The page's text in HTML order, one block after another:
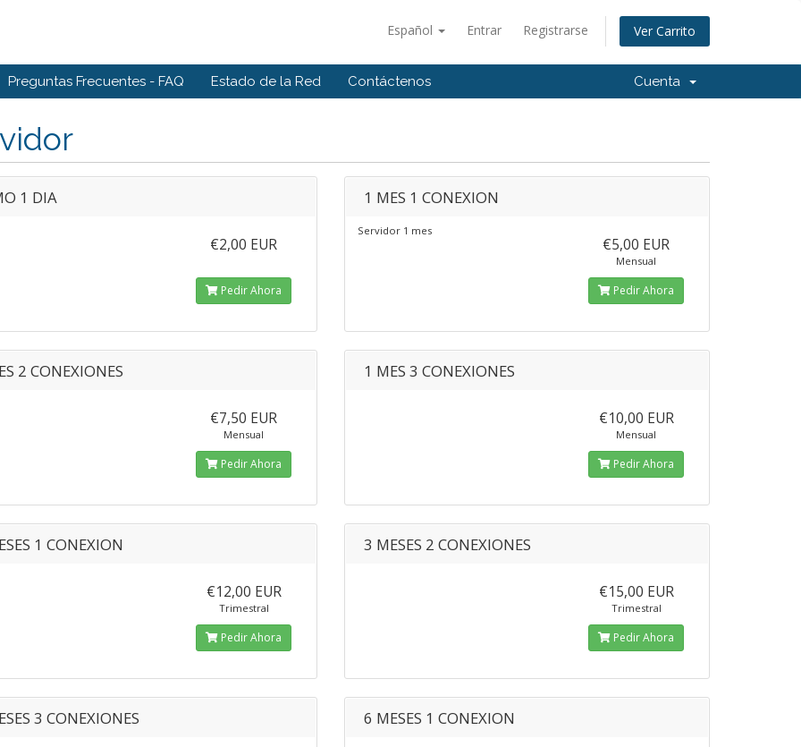
Español Entrar Registrarse Ver Carrito
Preguntas Frecuentes - FAQ Estado de la Red Contáctenos Cuenta
1 DIA
€2,00 EUR
Pedir Ahora
1 MES 1 CONEXION
Servidor 1 mes
€5,00 EUR
Mensual
Pedir Ahora
2 CONEXIONES
€7,50 EUR
Mensual
Pedir Ahora
1 MES 3 CONEXIONES
€10,00 EUR
Mensual
Pedir Ahora
1 CONEXION
€12,00 EUR
Trimestral
Pedir Ahora
3 MESES 2 CONEXIONES
€15,00 EUR
Trimestral
Pedir Ahora
3 CONEXIONES 6 MESES 1 CONEXION